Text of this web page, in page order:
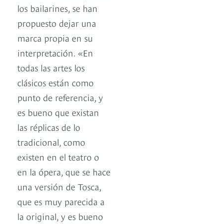
los bailarines, se han
propuesto dejar una
marca propia en su
interpretación. «En
todas las artes los
clásicos están como
punto de referencia, y
es bueno que existan
las réplicas de lo
tradicional, como
existen en el teatro o
en la ópera, que se hace
una versión de Tosca,
que es muy parecida a
la original, y es bueno